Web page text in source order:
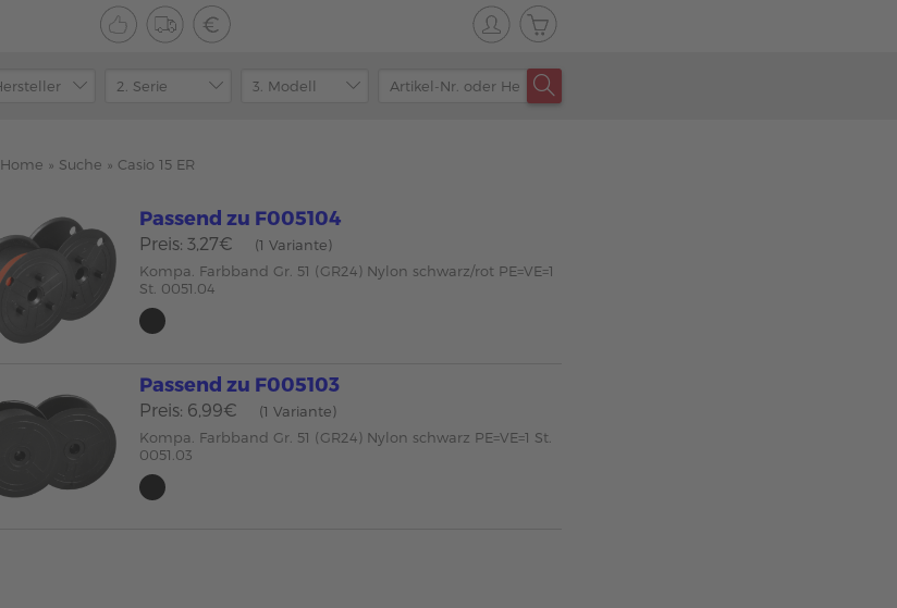
Home » Suche » Casio 15 ER
Passend zu F005104
Preis: 3,27€
(1 Variante)
Kompa. Farbband Gr. 51 (GR24) Nylon schwarz/rot PE=VE=1
St. 0051.04
Passend zu F005103
Preis: 6,99€
(1 Variante)
Kompa. Farbband Gr. 51 (GR24) Nylon schwarz PE=VE=1 St.
0051.03